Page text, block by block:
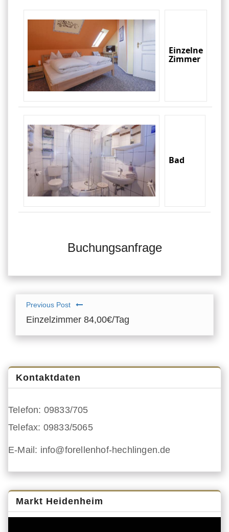
Einzelne
Zimmer
Bad
Buchungsanfrage
Previous Post
Einzelzimmer 84,00€/Tag
Kontaktdaten
Telefon: 09833/705
Telefax: 09833/5065
E-Mail: info@forellenhof-hechlingen.de
Markt Heidenheim